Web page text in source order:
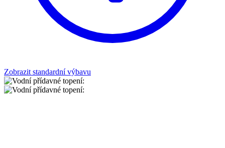
Zobrazit standardní výbavu